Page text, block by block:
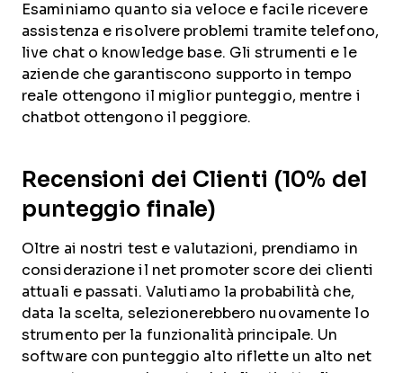
Esaminiamo quanto sia veloce e facile ricevere
assistenza e risolvere problemi tramite telefono,
live chat o knowledge base. Gli strumenti e le
aziende che garantiscono supporto in tempo
reale ottengono il miglior punteggio, mentre i
chatbot ottengono il peggiore.
Recensioni dei Clienti (10% del
punteggio finale)
Oltre ai nostri test e valutazioni, prendiamo in
considerazione il net promoter score dei clienti
attuali e passati. Valutiamo la probabilità che,
data la scelta, selezionerebbero nuovamente lo
strumento per la funzionalità principale. Un
software con punteggio alto riflette un alto net